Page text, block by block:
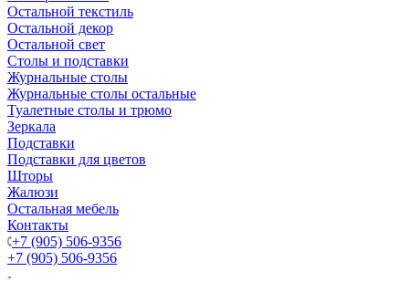
Остальной текстиль
Остальной декор
Остальной свет
Столы и подставки
Журнальные столы
Журнальные столы остальные
Туалетные столы и трюмо
Зеркала
Подставки
Подставки для цветов
Шторы
Жалюзи
Остальная мебель
Контакты
+7 (905) 506-9356
+7 (905) 506-9356